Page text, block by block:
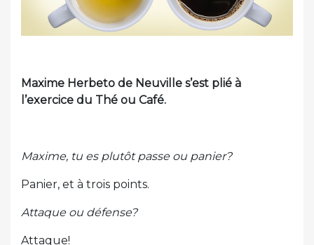
Maxime Herbeto de Neuville s’est plié à
l’exercice du Thé ou Café.
Maxime, tu es plutôt passe ou panier?
Panier, et à trois points.
Attaque ou défense?
Attaque!